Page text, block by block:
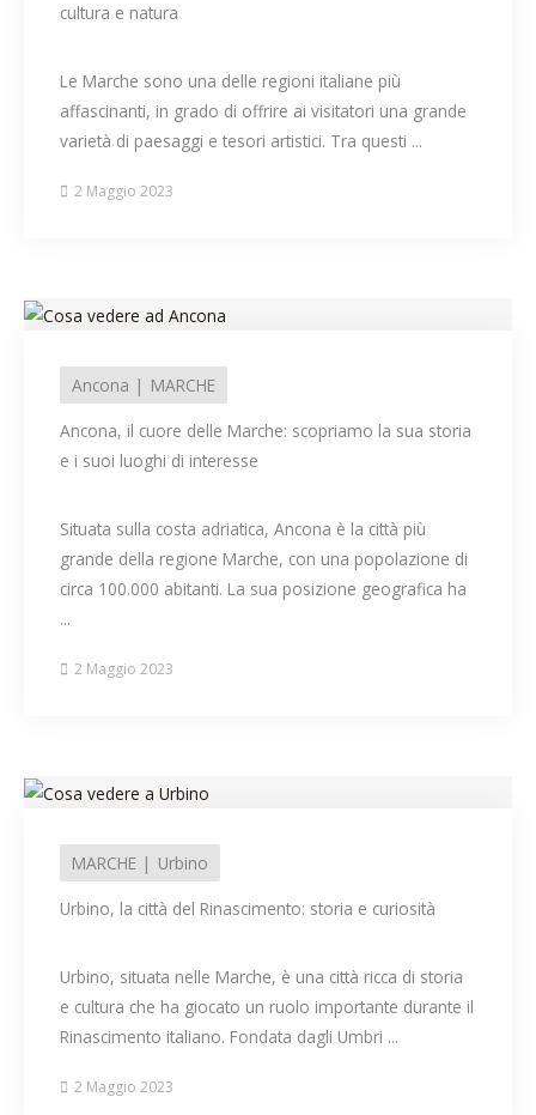
cultura e natura
Le Marche sono una delle regioni italiane più
affascinanti, in grado di offrire ai visitatori una grande
varietà di paesaggi e tesori artistici. Tra questi ...
2 Maggio 2023
Ancona
MARCHE
Ancona, il cuore delle Marche: scopriamo la sua storia
e i suoi luoghi di interesse
Situata sulla costa adriatica, Ancona è la città più
grande della regione Marche, con una popolazione di
circa 100.000 abitanti. La sua posizione geografica ha
...
2 Maggio 2023
MARCHE
Urbino
Urbino, la città del Rinascimento: storia e curiosità
Urbino, situata nelle Marche, è una città ricca di storia
e cultura che ha giocato un ruolo importante durante il
Rinascimento italiano. Fondata dagli Umbri ...
2 Maggio 2023